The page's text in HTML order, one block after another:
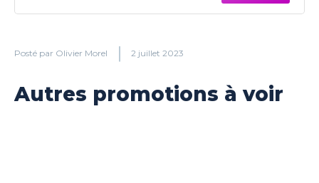
Posté par Olivier Morel 2 juillet 2023
Autres promotions à voir